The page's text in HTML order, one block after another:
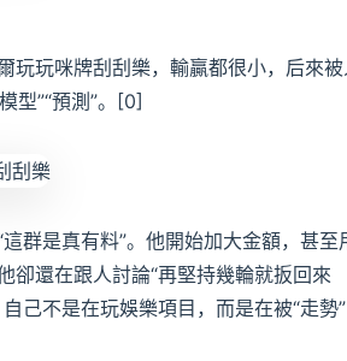
玩玩咪牌刮刮樂，輸贏都很小，后來被
型”“預測”。[0]
群是真有料”。他開始加大金額，甚至
卻還在跟人討論“再堅持幾輪就扳回來
己不是在玩娛樂項目，而是在被“走勢”